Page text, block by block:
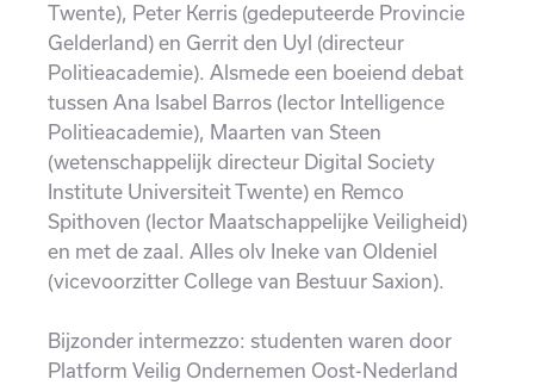
Twente), Peter Kerris (gedeputeerde Provincie
Gelderland) en Gerrit den Uyl (directeur
Politieacademie). Alsmede een boeiend debat
tussen Ana Isabel Barros (lector Intelligence
Politieacademie), Maarten van Steen
(wetenschappelijk directeur Digital Society
Institute Universiteit Twente) en Remco
Spithoven (lector Maatschappelijke Veiligheid)
en met de zaal. Alles olv Ineke van Oldeniel
(vicevoorzitter College van Bestuur Saxion).
Bijzonder intermezzo: studenten waren door
Platform Veilig Ondernemen Oost-Nederland